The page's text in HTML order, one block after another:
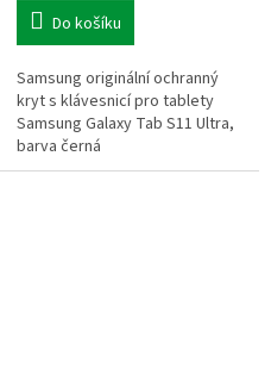
Do košíku
Samsung originální ochranný
kryt s klávesnicí pro tablety
Samsung Galaxy Tab S11 Ultra,
barva černá